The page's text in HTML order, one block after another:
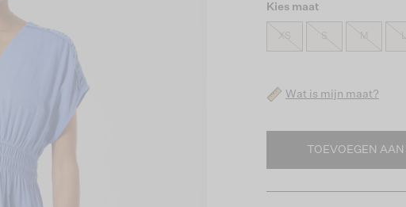
Kies maat
XS M
Wat is mijn maat?
TOEVOEGEN